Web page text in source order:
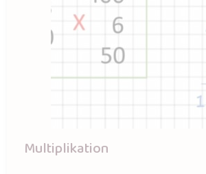
Multiplikation